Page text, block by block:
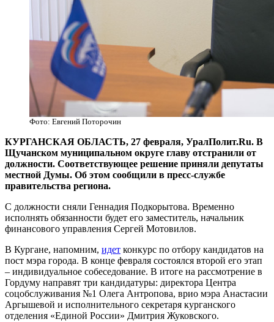
Фото: Евгений Поторочин
КУРГАНСКАЯ ОБЛАСТЬ, 27 февраля, УралПолит.Ru. В
Щучанском муниципальном округе главу отстранили от
должности. Соответствующее решение приняли депутаты
местной Думы. Об этом сообщили в пресс-службе
правительства региона.
С должности сняли Геннадия Подкорытова. Временно
исполнять обязанности будет его заместитель, начальник
финансового управления Сергей Мотовилов.
В Кургане, напомним, идет конкурс по отбору кандидатов на
пост мэра города. В конце февраля состоялся второй его этап
– индивидуальное собеседование. В итоге на рассмотрение в
Гордуму направят три кандидатуры: директора Центра
соцобслуживания №1 Олега Антропова, врио мэра Анастасии
Аргышевой и исполнительного секретаря курганского
отделения «Единой России» Дмитрия Жуковского.